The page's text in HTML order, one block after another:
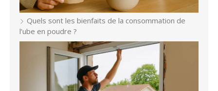
Quels sont les bienfaits de la consommation de
l’ube en poudre ?